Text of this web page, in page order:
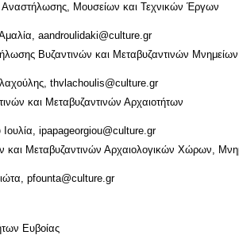
Αναστήλωσης, Μουσείων και Τεχνικών Έργων
aandroulidaki@culture.gr
Βυζαντινών και Μεταβυζαντινών Μνημείων
thvlachoulis@culture.gr
και Μεταβυζαντινών Αρχαιοτήτων
ipapageorgiou@culture.gr
και Μεταβυζαντινών Αρχαιολογικών Χώρων,
pfounta@culture.gr
Ευβοίας